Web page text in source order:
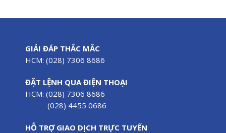
GIẢI ĐÁP THẮC MẮC
HCM: (028) 7306 8686
ĐẶT LỆNH QUA ĐIỆN THOẠI
HCM: (028) 7306 8686
(028) 4455 0686
HỖ TRỢ GIAO DỊCH TRỰC TUYẾN